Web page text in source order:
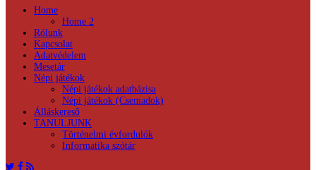
Home
Home 2
Rólunk
Kapcsolat
Adatvédelem
Mesetár
Népi játékok
Népi játékok adatbázisa
Népi játékok (Csemadok)
Álláskereső
TANULJUNK
Történelmi évfordulók
Informatika szótár